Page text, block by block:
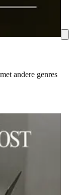
andere genres